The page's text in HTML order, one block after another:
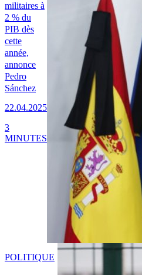
militaires à
2 % du
PIB dès
cette
année,
annonce
Pedro
Sánchez
22.04.2025
3
MINUTES
POLITIQUE